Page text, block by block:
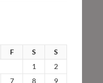
F S
S
1
2
7 8
9